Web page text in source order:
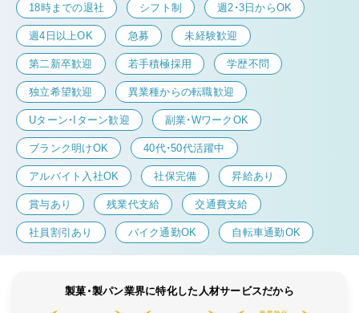
18時までの退社 シフト制 週2・3日からOK
週4日以上OK 急募 未経験歓迎
第二新卒歓迎 若手積極採用 学歴不問
独立希望歓迎 異業種からの転職歓迎
Uターン・Iターン歓迎 副業・WワークOK
ブランク明けOK 40代・50代活躍中
アルバイト入社OK 社保完備 昇給あり
賞与あり 残業代支給 交通費支給
社員割引あり バイク通勤OK 自転車通勤OK
製菓・製パン業界に特化した人材サービスだから